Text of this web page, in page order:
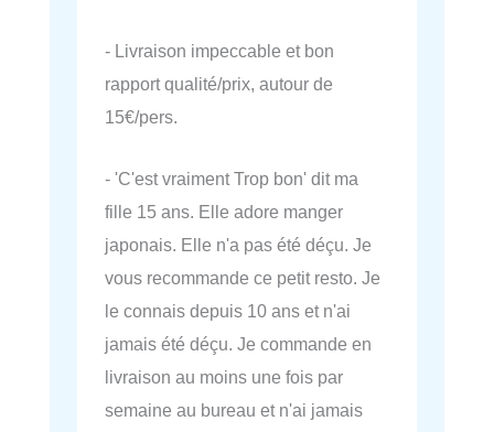
- Livraison impeccable et bon
rapport qualité/prix, autour de
15€/pers.
- 'C'est vraiment Trop bon' dit ma
fille 15 ans. Elle adore manger
japonais. Elle n'a pas été déçu. Je
vous recommande ce petit resto. Je
le connais depuis 10 ans et n'ai
jamais été déçu. Je commande en
livraison au moins une fois par
semaine au bureau et n'ai jamais